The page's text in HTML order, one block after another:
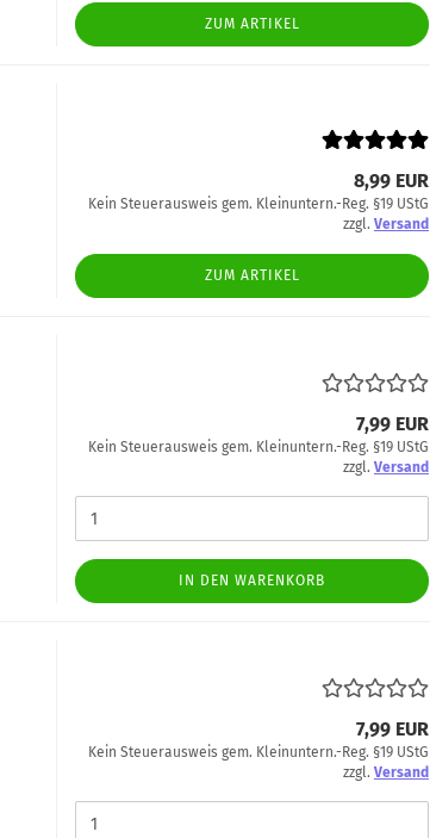
ZUM ARTIKEL
8,99 EUR
Kein Steuerausweis gem. Kleinuntern.-Reg. §19 UStG
zzgl. Versand
ZUM ARTIKEL
7,99 EUR
Kein Steuerausweis gem. Kleinuntern.-Reg. §19 UStG
zzgl. Versand
IN DEN WARENKORB
7,99 EUR
Kein Steuerausweis gem. Kleinuntern.-Reg. §19 UStG
zzgl. Versand